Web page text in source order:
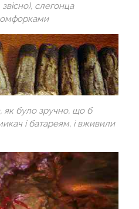
слегонца
як було зручно, що б
і батареям, і вживили